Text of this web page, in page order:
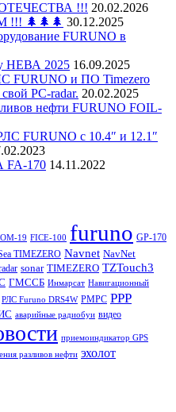
!!! 20.02.2026
🌲🌲🌲 30.12.2025
FURUNO в
НЕВА 2025 16.09.2025
FURUNO и ПО Timezero
PC-radar. 20.02.2025
нефти FURUNO FOIL-
FURUNO c 10.4″ и 12.1″
170 14.11.2022
19 FICE-100 furuno GP-170
TIMEZERO Navnet NavNet
sonar TIMEZERO TZTouch3
ГМССБ Инмарсат Навигационный
РЛС Furuno DRS4W РМРС РРР
аварийные радиобуи видео
приемоиндикатор GPS
разливов нефти эхолот